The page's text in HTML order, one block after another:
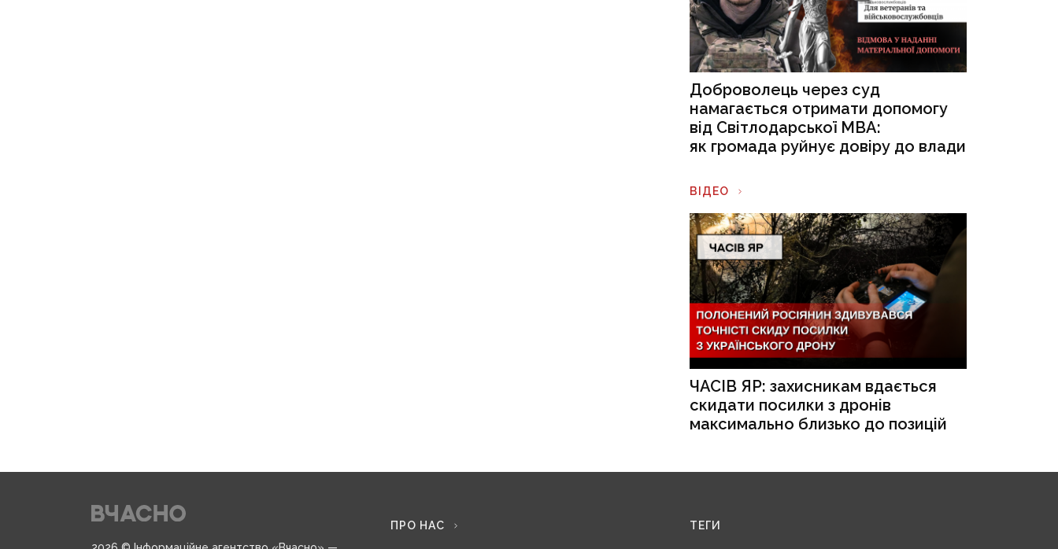
Доброволець через суд
намагається отримати допомогу
від Світлодарської МВА:
як громада руйнує довіру до влади
ВІДЕО
ЧАСІВ ЯР: захисникам вдається
скидати посилки з дронів
максимально близько до позицій
ПРО НАС ТЕГИ